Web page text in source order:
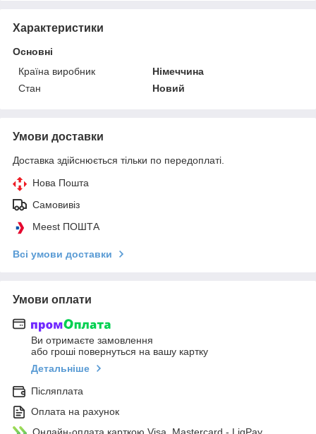
Характеристики
Основні
Країна виробник
Німеччина
Стан
Новий
Умови доставки
Доставка здійснюється тільки по передоплаті.
Нова Пошта
Самовивіз
Meest ПОШТА
Всі умови доставки
Умови оплати
Ви отримаєте замовлення
або гроші повернуться на вашу картку
Детальніше
Післяплата
Оплата на рахунок